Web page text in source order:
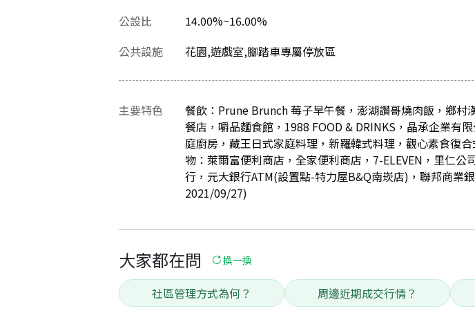
公設比
14.00%~16.00%
公共設施 花園,遊戲室,腳踏車專屬停放區
主要特色
餐飲：Prune Brunch 莓子早午餐，澎湖讚哥燒肉飯，鄉
餐店，嚼品麵食館，1988 FOOD & DRINKS，晶承企業有
庭廚房，藏王日式家庭料理，新羅韓式料理，觀心素食復
物：萊爾富便利商店，全家便利商店，7-ELEVEN，里仁
行，元大銀行ATM(設置點-特力屋B&Q南崁店)，聯邦商業
2021/09/27)
大家都在問 換一換
社區管理方式為何？ 周邊近期成交行情？